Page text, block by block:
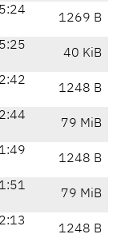
1269 B
40 KiB
1248 B
79 MiB
1248 B
79 MiB
1248 B